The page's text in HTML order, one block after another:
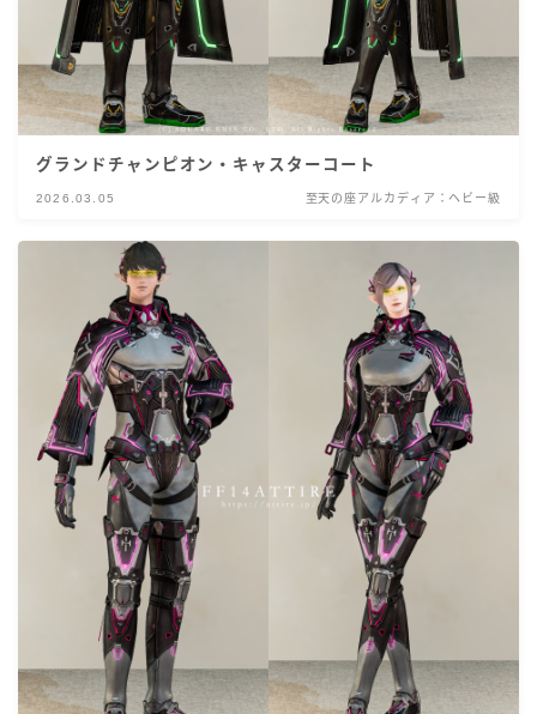
グランドチャンピオン・キャスターコート
2026.03.05 至天の座アルカディア：ヘビー級